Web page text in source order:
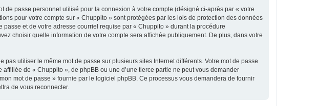
passe personnel utilisé pour la connexion à votre compte (désigné ci-après par « votre
pour votre compte sur « Chuppito » sont protégées par les lois de protection des données
et de votre adresse courriel requise par « Chuppito » durant la procédure
choisir quelle information de votre compte sera affichée publiquement. De plus, dans votre
utiliser le même mot de passe sur plusieurs sites Internet différents. Votre mot de passe
de « Chuppito », de phpBB ou une d’une tierce partie ne peut vous demander
mot de passe » fournie par le logiciel phpBB. Ce processus vous demandera de fournir
de vous reconnecter.